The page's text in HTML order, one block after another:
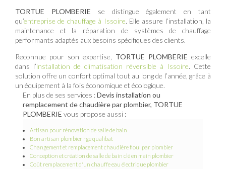
TORTUE PLOMBERIE se distingue également en tant
qu’entreprise de chauffage à Issoire. Elle assure l’installation, la
maintenance et la réparation de systèmes de chauffage
performants adaptés aux besoins spécifiques des clients.
Reconnue pour son expertise, TORTUE PLOMBERIE excelle
dans l’installation de climatisation réversible à Issoire. Cette
solution offre un confort optimal tout au long de l’année, grâce à
un équipement à la fois économique et écologique.
En plus de ses services :Devis installation ou
remplacement de chaudière par plombier, TORTUE
PLOMBERIE vous propose aussi :
Artisan pour rénovation de salle de bain
Bon artisan plombier rge qualibat
Changement et remplacement chaudière fioul par plombier
Conception et création de salle de bain clé en main plombier
Coût remplacement d'un chauffe eau électrique plombier